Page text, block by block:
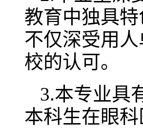
教育中独具
不仅深受用
校的认可。
3.本专业具
本科生在眼